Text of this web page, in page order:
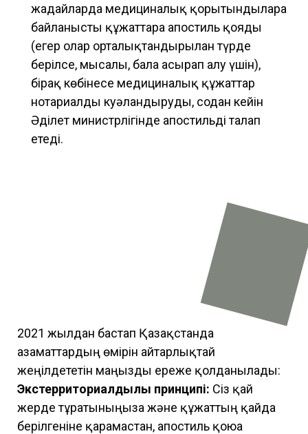
жағдайларда медициналық қорытындыларға
байланысты құжаттарға апостиль қояды
(егер олар орталықтандырылған түрде
берілсе, мысалы, бала асырап алу үшін),
бірақ көбінесе медициналық құжаттар
нотариалды куәландыруды, содан кейін
Әділет министрлігінде апостильді талап
етеді.
2021 жылдан бастап Қазақстанда
азаматтардың өмірін айтарлықтай
жеңілдететін маңызды ереже қолданылады:
Экстерриториалдылық принципі: Сіз қай
жерде тұратыныңызға және құжаттың қайда
берілгеніне қарамастан, апостиль қоюға